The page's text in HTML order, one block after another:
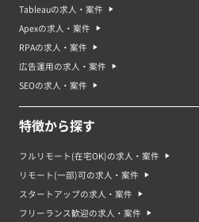
Tableauの求人・案件
Apexの求人・案件
RPAの求人・案件
広告運用の求人・案件
SEOの求人・案件
特徴から探す
フルリモート(在宅OK)の求人・案件
リモート(一部)可の求人・案件
スタートアップの求人・案件
フリーランス歓迎の求人・案件